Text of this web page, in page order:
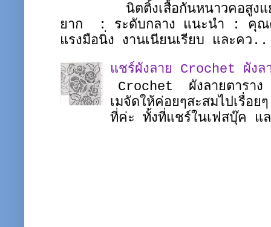
นิตติ้งเสื้อกันหนาวคอสูง
ยาก : ระดับกลาง แนะนำ : คุณค
แรงมือนิ่ง งานเนียนเรียบ และคว
แชร์ผังลาย Crochet ผังล
Crochet ผังลายตารา
เมจัดให้ค่อยๆสะสมไปเรื่อ
ที่ค่ะ ทั้งที่แชร์ในเฟสบุ๊ค